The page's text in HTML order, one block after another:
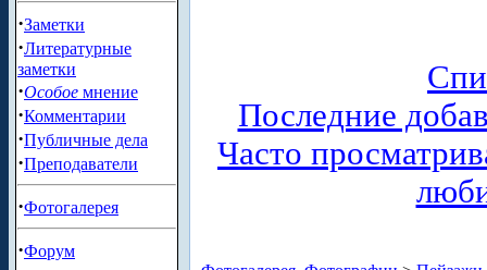
·Заметки
·Литературные
заметки
·Особое мнение
·Комментарии
·Публичные дела
·Преподаватели
·Фотогалерея
·Форум
Последние
Часто